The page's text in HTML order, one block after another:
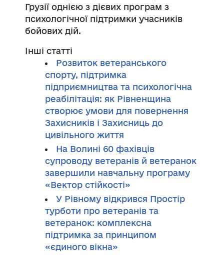
Грузії однією з дієвих програм з
психологічної підтримки учасників
бойових дій.
Інші статті
Розвиток ветеранського
спорту, підтримка
підприємництва та психологічна
реабілітація: як Рівненщина
створює умови для повернення
Захисників і Захисниць до
цивільного життя
На Волині 60 фахівців
супроводу ветеранів й ветеранок
завершили навчальну програму
«Вектор стійкості»
У Рівному відкрився Простір
турботи про ветеранів та
ветеранок: комплексна
підтримка за принципом
«єдиного вікна»